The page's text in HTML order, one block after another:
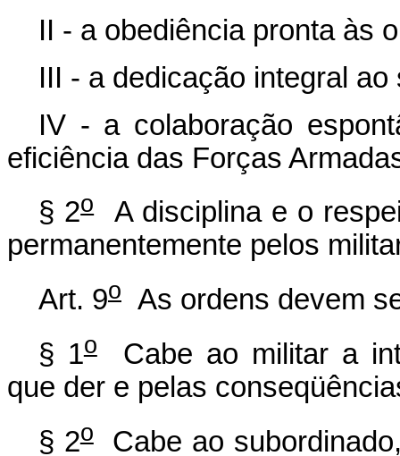
II - a obediência pronta às
III - a dedicação integral ao
IV - a colaboração
eficiência das Forças
§ 2oA disciplina e o
permanentemente pelos
Art. 9o
As ordens devem
§ 1oCabe ao militar a
que der e pelas
§ 2oCabe ao